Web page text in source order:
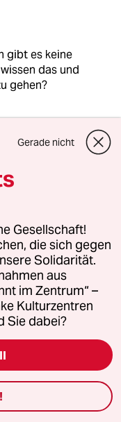
gibt es keine
das und
gehen?
in
Menschen für
in Bonn waren
um Petra
der
Olivgrün noch
für eine Wende
dann ist das
Zahlen- wenig.
Menschen aus
deshalb tragen sie
Parteien.
Bewegung
Gerade nicht
Gesellschaft!
die sich gegen
Solidarität.
aus
im Zentrum“ –
Kulturzentren
Sie dabei?